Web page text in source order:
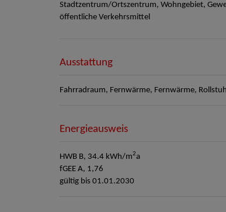
Stadtzentrum/Ortszentrum, Wohngebiet,
öffentliche Verkehrsmittel
Ausstattung
Fahrradraum Fernwärme Fernwärme
Energieausweis
HWB B, 34.4 kWh/m2a
fGEE A, 1,76
gültig bis 01.01.2030